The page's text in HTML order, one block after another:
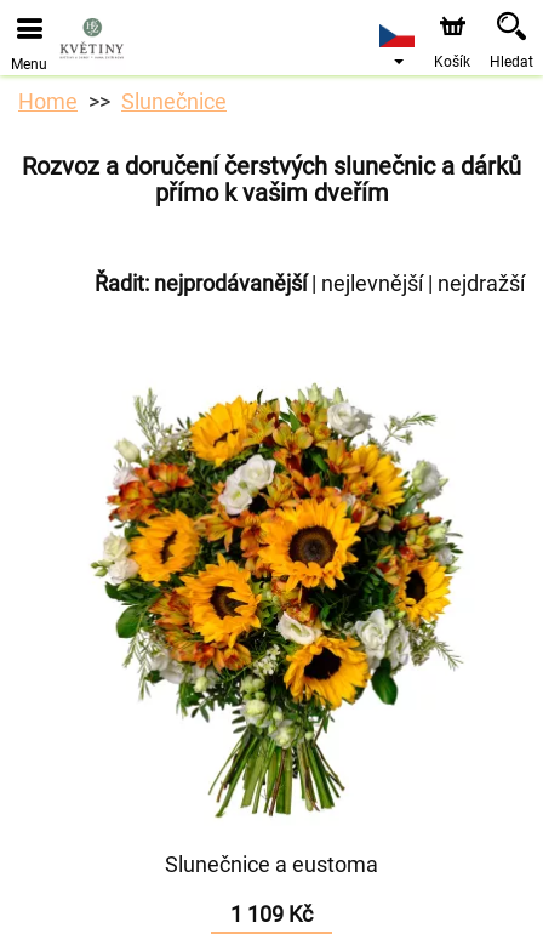
Objednávky přes e-shop přijímáme. Nejbližší možné
doručení je od 10.8.2026 z důvodu dovolené.
Menu Košík Hledat
Home Slunečnice
Rozvoz a doručení čerstvých slunečnic a dárků
přímo k vašim dveřím
Řadit: nejprodávanější| nejlevnější| nejdražší
Slunečnice a eustoma
1 109 Kč